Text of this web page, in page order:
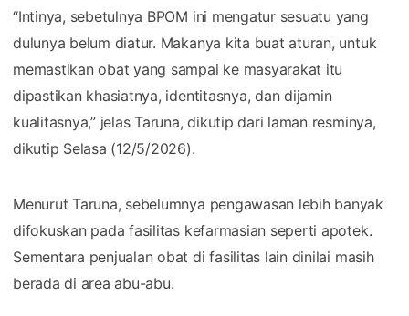
“Intinya, sebetulnya BPOM ini mengatur sesuatu yang
dulunya belum diatur. Makanya kita buat aturan, untuk
memastikan obat yang sampai ke masyarakat itu
dipastikan khasiatnya, identitasnya, dan dijamin
kualitasnya,” jelas Taruna, dikutip dari laman resminya,
dikutip Selasa (12/5/2026).
Menurut Taruna, sebelumnya pengawasan lebih banyak
difokuskan pada fasilitas kefarmasian seperti apotek.
Sementara penjualan obat di fasilitas lain dinilai masih
berada di area abu-abu.